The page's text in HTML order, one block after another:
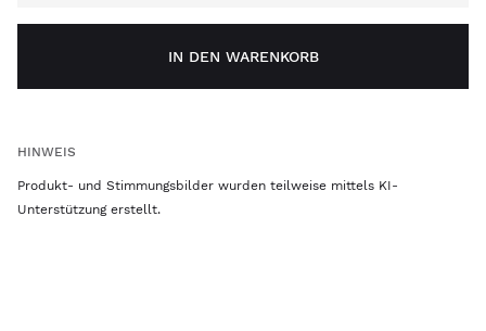
IN DEN WARENKORB
HINWEIS
Produkt- und Stimmungsbilder wurden teilweise mittels KI-
Unterstützung erstellt.